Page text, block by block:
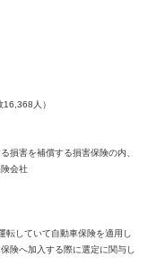
人）
損害を補償する損害保険の内、
会社
転していて自動車保険を適用し
険へ加入する際に選定に関与し